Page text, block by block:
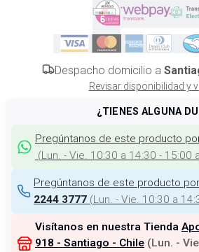
Despacho domicilio a
Revisar disponibilidad y
¿TIENES ALGUNA
Pregúntanos de este producto
(Lun. - Vie. 10:30 a 14:30 - 15:00
Pregúntanos de este producto
2244 3777 (Lun. - Vie. 10:30 a
Visítanos en nuestra Tienda
918 - Santiago - Chile (Lun. -